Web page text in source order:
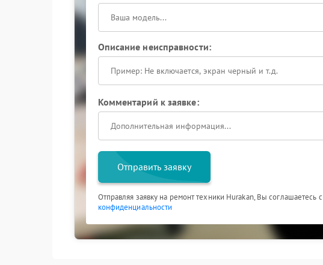
Описание неисправности:
Комментарий к заявке:
Отправить заявку
Отправляя заявку на ремонт техники Hurakan, Вы соглашаетесь с
конфиденциальности